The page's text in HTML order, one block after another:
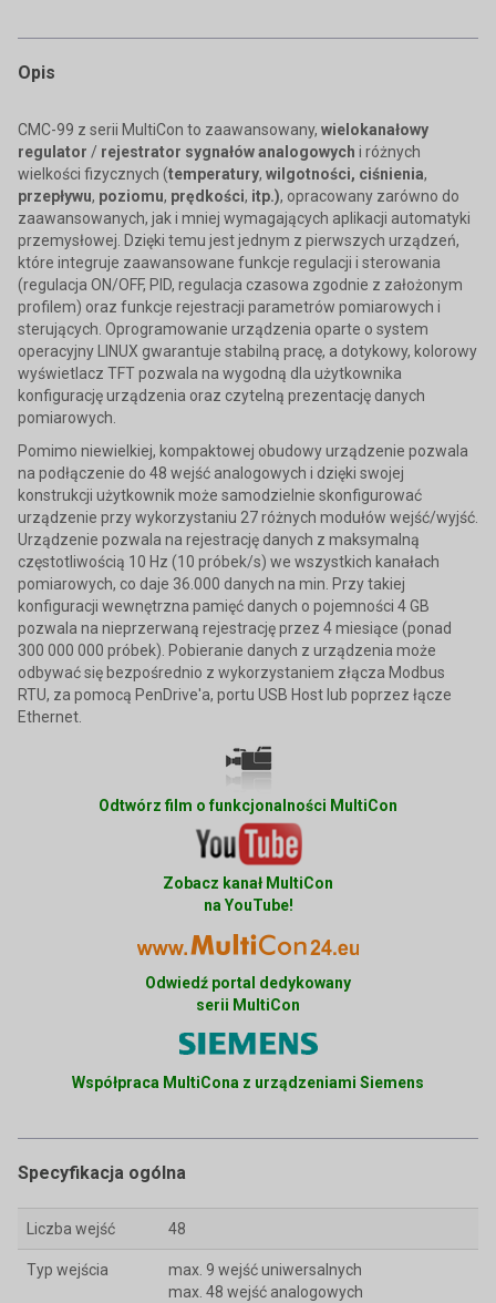
Opis
CMC-99 z serii MultiCon to zaawansowany, wielokanałowy
regulator / rejestrator sygnałów analogowych i różnych
wielkości fizycznych (temperatury, wilgotności, ciśnienia,
przepływu, poziomu, prędkości, itp.), opracowany zarówno do
zaawansowanych, jak i mniej wymagających aplikacji automatyki
przemysłowej. Dzięki temu jest jednym z pierwszych urządzeń,
które integruje zaawansowane funkcje regulacji i sterowania
(regulacja ON/OFF, PID, regulacja czasowa zgodnie z założonym
profilem) oraz funkcje rejestracji parametrów pomiarowych i
sterujących. Oprogramowanie urządzenia oparte o system
operacyjny LINUX gwarantuje stabilną pracę, a dotykowy, kolorowy
wyświetlacz TFT pozwala na wygodną dla użytkownika
konfigurację urządzenia oraz czytelną prezentację danych
pomiarowych.
Pomimo niewielkiej, kompaktowej obudowy urządzenie pozwala
na podłączenie do 48 wejść analogowych i dzięki swojej
konstrukcji użytkownik może samodzielnie skonfigurować
urządzenie przy wykorzystaniu 27 różnych modułów wejść/wyjść.
Urządzenie pozwala na rejestrację danych z maksymalną
częstotliwością 10 Hz (10 próbek/s) we wszystkich kanałach
pomiarowych, co daje 36.000 danych na min. Przy takiej
konfiguracji wewnętrzna pamięć danych o pojemności 4 GB
pozwala na nieprzerwaną rejestrację przez 4 miesiące (ponad
300 000 000 próbek). Pobieranie danych z urządzenia może
odbywać się bezpośrednio z wykorzystaniem złącza Modbus
RTU, za pomocą PenDrive'a, portu USB Host lub poprzez łącze
Ethernet.
Odtwórz film o funkcjonalności MultiCon
Zobacz kanał MultiCon
na YouTube!
Odwiedź portal dedykowany
serii MultiCon
Współpraca MultiCona z urządzeniami Siemens
Specyfikacja ogólna
Liczba wejść 48
Typ wejścia
max. 9 wejść uniwersalnych
max. 48 wejść analogowych